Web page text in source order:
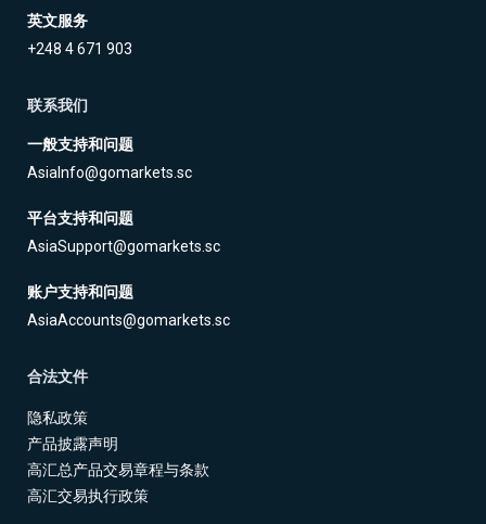
英文服务
+248 4 671 903
联系我们
一般支持和问题
AsiaInfo@gomarkets.sc
平台支持和问题
AsiaSupport@gomarkets.sc
账户支持和问题
AsiaAccounts@gomarkets.sc
合法文件
隐私政策
产品披露声明
高汇总产品交易章程与条款
高汇交易执行政策